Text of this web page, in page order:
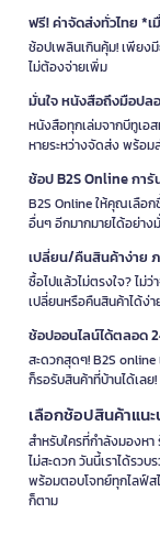
ฟรี! ค่าจัดส่งทั่วไทย *
ช้อปเพลินเกินคุ้ม! เพีย
ไม่ต้องจ่ายเพิ่ม
มั่นใจ หนังสือถึงมือปล
หนังสือทุกเล่มจากบีทูเอ
หายระหว่างจัดส่ง พร้
ช้อป B2S Online กา
B2S Online ให้คุณเลือก
อื่นๆ อีกมากมายได้อย่า
เปลี่ยน/คืนสินค้าง่าย ภ
ซื้อไปแล้วไม่ตรงใจ? ไ
เปลี่ยนหรือคืนสินค้าได้ง่
ช้อปออนไลน์ได้ตลอด
สะดวกสุดๆ! B2S
ก็รอรับสินค้าที่บ้านได้เลย!
เลือกช้อปสินค้าแน
สำหรับใครที่กำลังมองห
ไม่สะดวก วันนี้เราได้รว
พร้อมตอบโจทย์ทุกไลฟ์ส
ก็ตาม